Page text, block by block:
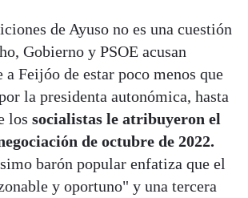
de Ayuso no es una cuestión
Gobierno y PSOE acusan
a Feijóo de estar poco menos que
la presidenta autonómica, hasta
los socialistas le atribuyeron el
de octubre de 2022.
barón popular enfatiza que el
y oportuno" y una tercera